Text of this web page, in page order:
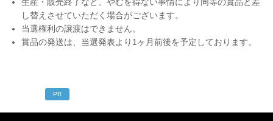
し替えさせていただく場合がございます。
当選権利の譲渡はできません。
賞品の発送は、当選発表より1ヶ月前後を予定しております。
PR